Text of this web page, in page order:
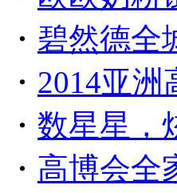
・ 碧然德全
・ 2014亚
・ 数星星，
・ 高博会全